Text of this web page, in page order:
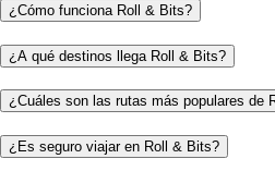
¿Cómo funciona Roll & Bits?
¿A qué destinos llega Roll & Bits?
¿Cuáles son las rutas más populares de
¿Es seguro viajar en Roll & Bits?